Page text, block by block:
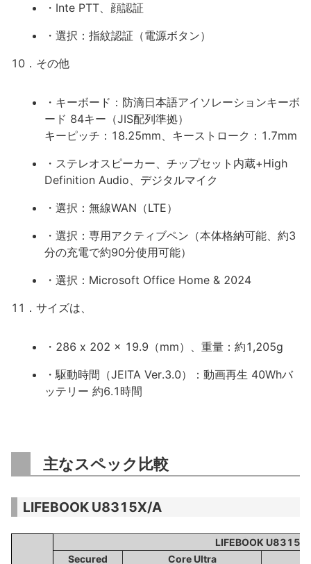
・Inte PTT、顔認証
・選択：指紋認証（電源ボタン）
10．その他
・キーボード：防滴日本語アイソレーションキーボ
ード 84キー（JIS配列準拠）
キーピッチ：18.25mm、キーストローク：1.7mm
・ステレオスピーカー、チップセット内蔵+High
Definition Audio、デジタルマイク
・選択：無線WAN（LTE）
・選択：専用アクティブペン（本体格納可能、約3
分の充電で約90分使用可能）
・選択：Microsoft Office Home & 2024
11．サイズは、
・286 x 202 x 19.9（mm）、重量：約1,205g
・駆動時間（JEITA Ver.3.0）：動画再生 40Whバ
ッテリー 約6.1時間
主なスペック比較
LIFEBOOK U8315X/A
LIFEBOOK
Secured
Core Ultra